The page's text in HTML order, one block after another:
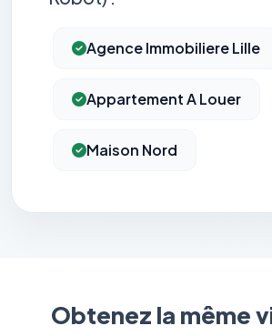
Agence Immobiliere Lille
Appartement A Louer
Maison Nord
Obtenez la même